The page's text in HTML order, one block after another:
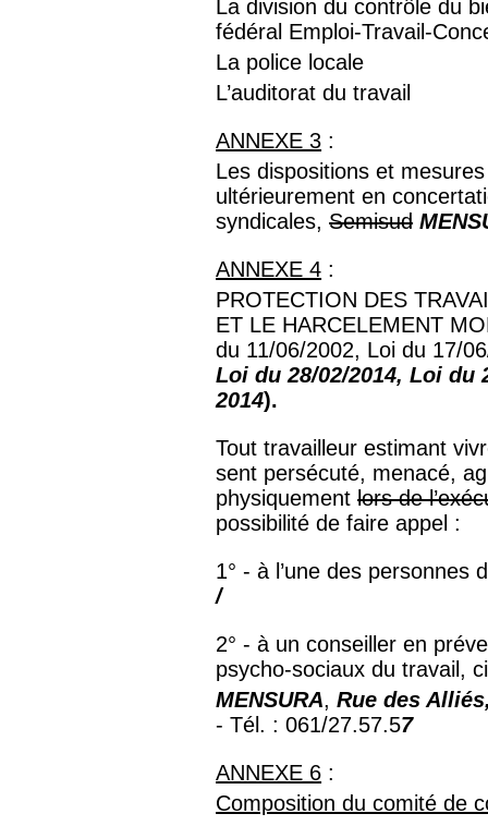
La division du contrôle du
fédéral Emploi-Travail-
La police locale
L’auditorat du travail
ANNEXE 3 :
Les dispositions et
ultérieurement en
syndicales,Semisud
ANNEXE 4 :
PROTECTION DES
ET LE HARCELEMENT
du 11/06/2002, Loi du 17/
Loi du 28/02/2014, Loi du
2014).
Tout travailleur estimant
sent persécuté, menacé,
physiquementlors de
possibilité de faire appel :
1° - à l’une des personnes
/
2° - à un conseiller en
psycho-sociaux du travail,
MENSURA,Rue des
- Tél. : 061/27.57.57
ANNEXE 6 :
Composition du comité de